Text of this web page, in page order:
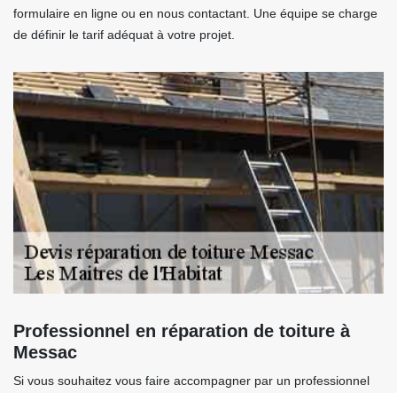
formulaire en ligne ou en nous contactant. Une équipe se charge
de définir le tarif adéquat à votre projet.
Professionnel en réparation de toiture à
Messac
Si vous souhaitez vous faire accompagner par un professionnel